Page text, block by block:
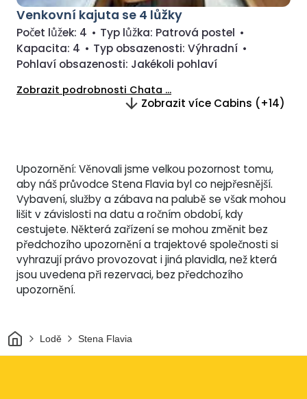
Venkovní kajuta se 4 lůžky
Počet lůžek: 4 • Typ lůžka: Patrová postel •
Kapacita: 4 • Typ obsazenosti:Výhradní •
Pohlaví obsazenosti: Jakékoli pohlaví
Zobrazit podrobnosti Chata ...
Zobrazit více Cabins (+14)
Upozornění: Věnovali jsme velkou pozornost tomu,
aby náš průvodce Stena Flavia byl co nejpřesnější.
Vybavení, služby a zábava na palubě se však mohou
lišit v závislosti na datu a ročním období, kdy
cestujete. Některá zařízení se mohou změnit bez
předchozího upozornění a trajektové společnosti si
vyhrazují právo provozovat i jiná plavidla, než která
jsou uvedena při rezervaci, bez předchozího
upozornění.
DomovLodě Stena Flavia